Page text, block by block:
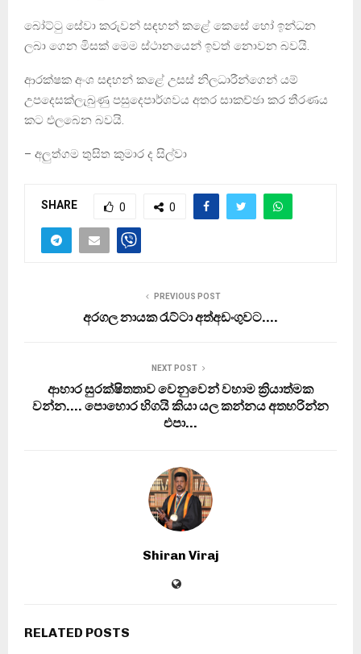
බෝට්ටු සේවා කරුවන් සඳහන් කළේ කෙසේ හෝ ඉන්ධන
ලබා ගෙන මිසක් මෙම ස්ථානයෙන් ඉවත් නොවන බවයි.
ආරක්ෂක අංශ සඳහන් කළේ උසස් නිලධාරීන්ගෙන් යම්
උපදෙසක්ලැබුණු පසුදෙපාර්ශවය අතර සාකච්ඡා කර තීරණය
කට එලබෙන බවයි.
– අලුත්ගම තුසිත කුමාර ද සිල්වා
SHARE 0 0
PREVIOUS POST
අරගල නායක රැට්ටා අත්අඩංගුවට….
NEXT POST
ආහාර සුරක්ෂිතතාව වෙනුවෙන් වහාම ක්‍රියාත්මක
වන්න…. පොහොර හිගයි කියා යල කන්නය අතහරින්න
එපා…
Shiran Viraj
RELATED POSTS